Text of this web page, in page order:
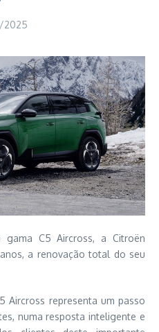
2025
C5 Aircross, a Citroën
a renovação total do seu
Aircross representa um passo
numa resposta inteligente e